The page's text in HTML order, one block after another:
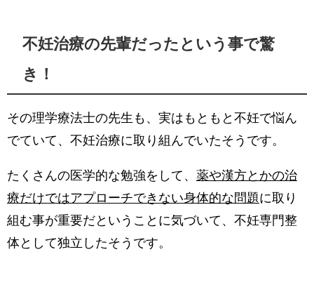
不妊治療の先輩だったという事で驚
き！
その理学療法士の先生も、実はもともと不妊で悩ん
でていて、不妊治療に取り組んでいたそうです。
たくさんの医学的な勉強をして、 薬や漢方とかの治
療だけではアプローチできない身体的な問題に取り
組む事が重要だということに気づいて、不妊専門整
体として独立したそうです。